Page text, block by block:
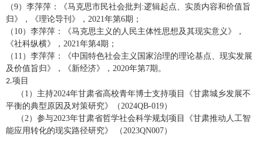
（9）李萍萍：《马克思市民社会批判 :逻辑起点、实质内容和价值旨
归》，《理论导刊》， 2021年第6期；
（ 10）李萍萍：《马克思主义的人民主体性思想及其现实意义》，
《社科纵横》， 2021年第4期；
（ 11 ）李萍萍：《中国特色社会主义国家治理的理论基点、现实发展
及价值旨归》，《新经济》， 2020年第7期。
2.项目
（ 1 ）主持2024年甘肃省高校青年博士支持项目《甘肃城乡发展不
平衡的典型原因及对策研究》（2024QB-019）
（2）参与2023年甘肃省哲学社会科学规划项目《甘肃推动人工智
能应用转化的现实路径研究》 （2023QN007）